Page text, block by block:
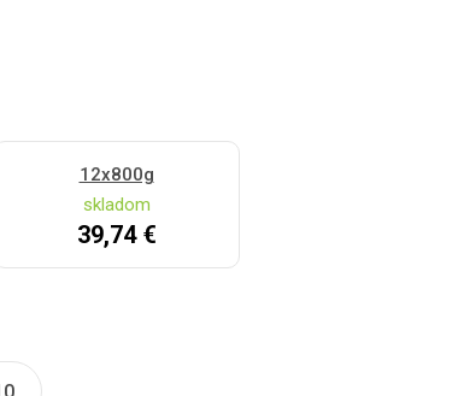
12x800g
skladom
39,74 €